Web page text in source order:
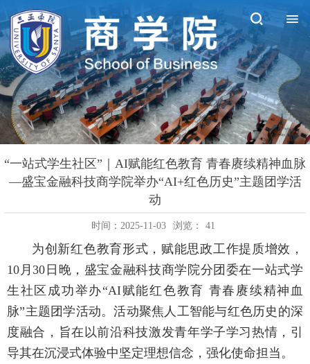
“一站式学生社区”｜AI赋能红色教育 青春赓续精神血脉
—盛宝金融科技商学院举办“AI+红色历史”主题团学活
动
时间：2025-11-03 浏览： 41
为创新红色教育形式，赋能思政工作提质增效，
10月30日晚，盛宝金融科技商学院分团委在一站式学
生社区成功举办“AI赋能红色教育 青春赓续精神血
脉”主题团学活动。活动聚焦人工智能与红色历史的深
度融合，旨在以前沿科技激发青年学子学习热情，引
导其在沉浸式体验中坚定理想信念，强化使命担当。